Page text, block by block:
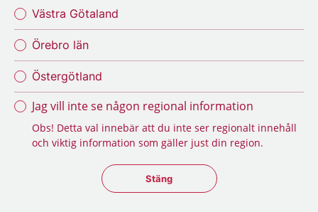
Västra Götaland
Örebro län
Östergötland
Jag vill inte se någon regional information
Obs! Detta val innebär att du inte ser regionalt innehåll
och viktig information som gäller just din region.
Stäng regionsväljaren
Stäng